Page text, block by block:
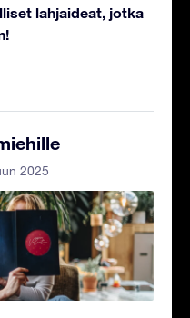
lahjaideat, jotka
2025